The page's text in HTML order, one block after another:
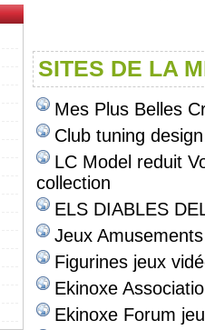
SITES DE LA
Mes Plus Belles
Club tuning
LC Model reduit
collection
ELS DIABLES
Jeux
Figurines jeux
Ekinoxe
Ekinoxe Forum